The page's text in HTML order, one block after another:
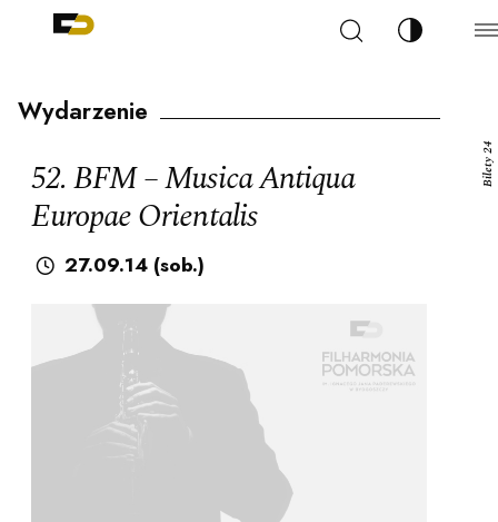
Szukaj Zmień
Wydarzenie
52. BFM – Musica Antiqua
Europae Orientalis
27.09.14 (sob.)
Bilety 24